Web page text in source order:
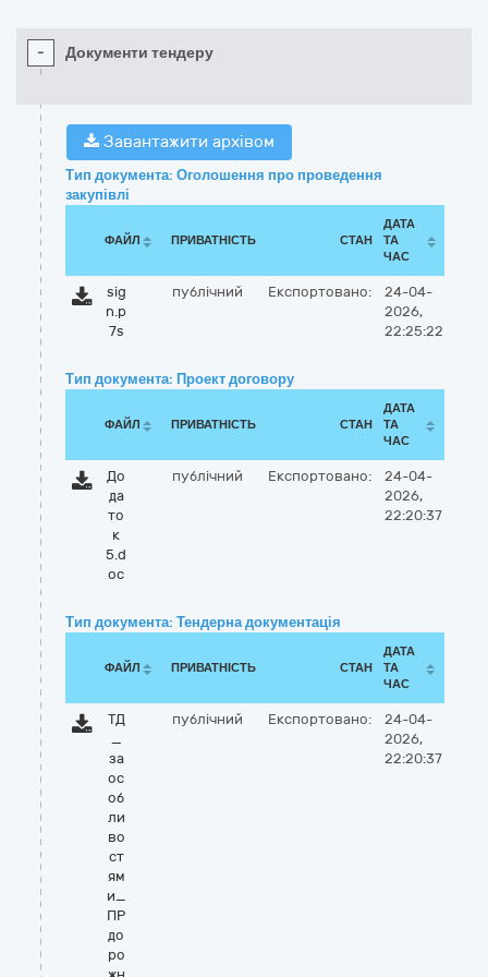
- Документи тендеру
Завантажити архівом
Тип документа: Оголошення про проведення
закупівлі
ФАЙЛ ПРИВАТНІСТЬ СТАН
ДАТА
ТА
ЧАС
sig
n.p
7s
публічний Експортовано:
24-04-
2026,
22:25:22
Тип документа: Проект договору
ФАЙЛ ПРИВАТНІСТЬ СТАН
ДАТА
ТА
ЧАС
До
да
то
к
5.d
oc
публічний Експортовано:
24-04-
2026,
22:20:37
Тип документа: Тендерна документація
ФАЙЛ ПРИВАТНІСТЬ СТАН
ДАТА
ТА
ЧАС
ТД
_
за
ос
об
ли
во
ст
ям
и_
ПР
до
ро
публічний Експортовано:
24-04-
2026,
22:20:37